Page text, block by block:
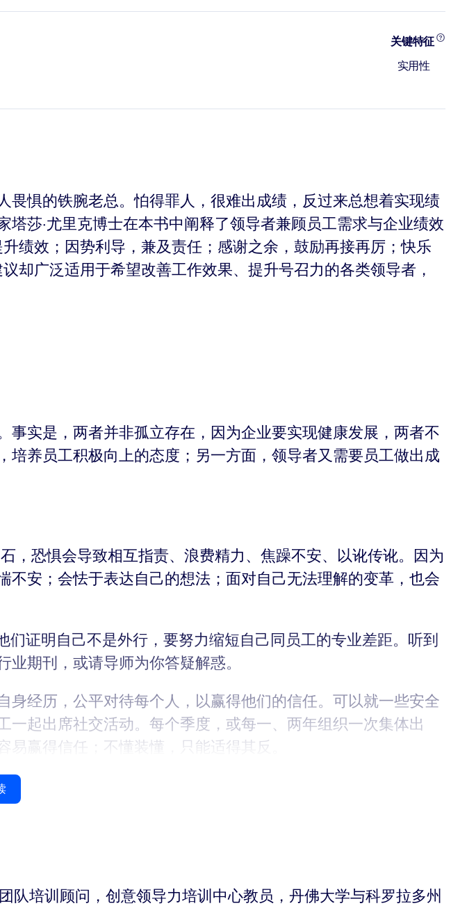
关键特征
实用性
惧的铁腕老总。怕得罪人，很难出成绩，反过来总想着实现绩
莎·尤里克博士在本书中阐释了领导者兼顾员工需求与企业绩效
绩效；因势利导，兼及责任；感谢之余，鼓励再接再厉；快乐
却广泛适用于希望改善工作效果、提升号召力的各类领导者，
实是，两者并非孤立存在，因为企业要实现健康发展，两者不
养员工积极向上的态度；另一方面，领导者又需要员工做出成
，恐惧会导致相互指责、浪费精力、焦躁不安、以讹传讹。因为
安；会怯于表达自己的想法；面对自己无法理解的变革，也会
证明自己不是外行，要努力缩短自己同员工的专业差距。听到
期刊，或请导师为你答疑解惑。
经历，公平对待每个人，以赢得他们的信任。可以就一些安全
起出席社交活动。每个季度，或每一、两年组织一次集体出
赢得信任；不懂装懂，只能适得其反。
队培训顾问，创意领导力培训中心教员，丹佛大学与科罗拉多州